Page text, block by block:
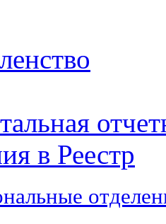
в Реестр